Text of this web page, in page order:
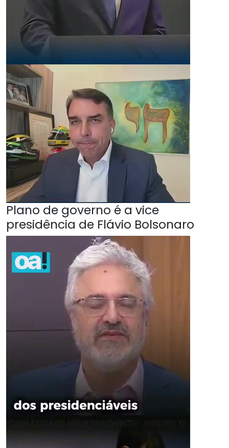
Plano de governo é a vice
presidência de Flávio Bolsonaro